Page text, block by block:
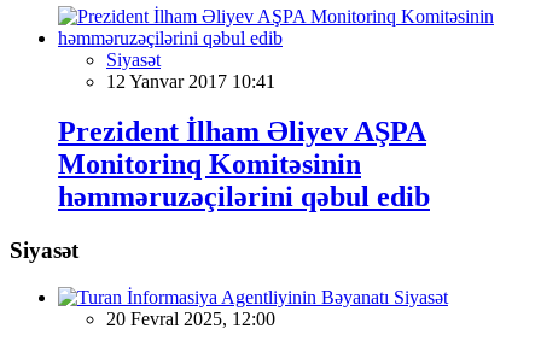
Siyasət
12 Yanvar 2017 10:41
Prezident İlham Əliyev AŞPA
Monitorinq Komitəsinin
həmməruzəçilərini qəbul edib
Siyasət
Siyasət
20 Fevral 2025, 12:00